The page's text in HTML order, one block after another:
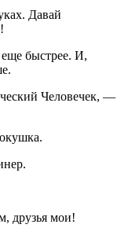
Давай
быстрее. И,
Человечек, —
друзья мои!